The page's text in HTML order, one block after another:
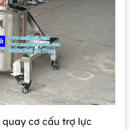
cơ cấu trợ lực